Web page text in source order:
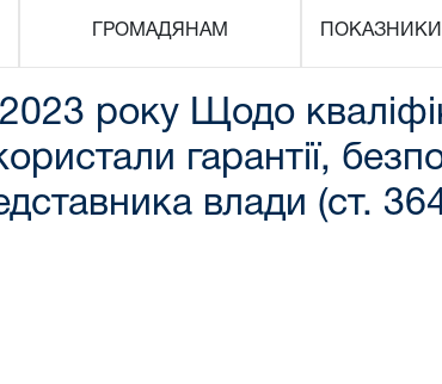
ГРОМАДЯНАМ ПОКАЗНИКИ
року Щодо
гарантії,
влади (ст.